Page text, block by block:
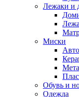
Лежаки и
Миски
Обувь и
Одежда